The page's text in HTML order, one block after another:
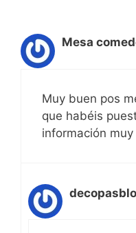
Mesa
Muy buen pos
que habéis
información